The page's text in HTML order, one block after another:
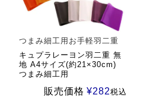
つまみ細工用お手軽羽二重
キュプラレーヨン羽二重 無
地 A4サイズ(約21×30cm)
つまみ細工用
販売価格 ¥282税込